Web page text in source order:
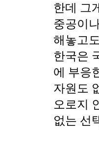
한데 그
중공이
해놓고
한국은
에 부응
자원도
오로지
없는 선